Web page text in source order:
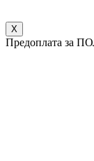
X
Предоплата за